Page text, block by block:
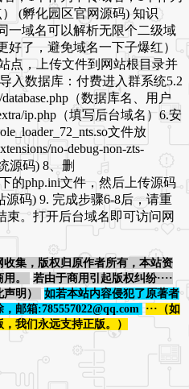
(孵化园区官网源码) 知识
一域名可以解析无限个二级域
了，避免域名一下子爆红）
点，上传文件到网站根目录并
入数据库：付费进入群系统5.2
（数据库名、用户
ip.php（填写后台域名）6.安
文件放
no-debug-non-zts-
源码) 8、删
的php.ini文件，然后上传源码
码) 9. 完成步骤6-8后，请重
束。打开后台域名即可访问网
集，版权归原作者所有，本站资
。
若由于商用引起版权纠纷····
明）
如若本站内容侵犯了原著者
邮箱:785557022@qq.com
···（如
我们永远支持正版。）